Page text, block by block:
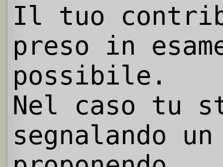
Il tuo
preso in
possibile.
Nel caso tu
segnalando